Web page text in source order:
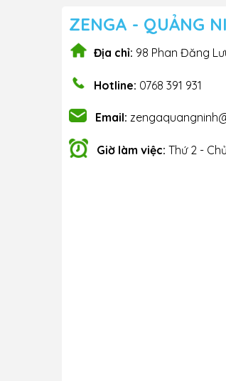
ZENGA - QUẢNG
Địa chỉ: 98 Phan Đăng
Hotline: 0768 391 931
Email:
Giờ làm việc: Thứ 2 -